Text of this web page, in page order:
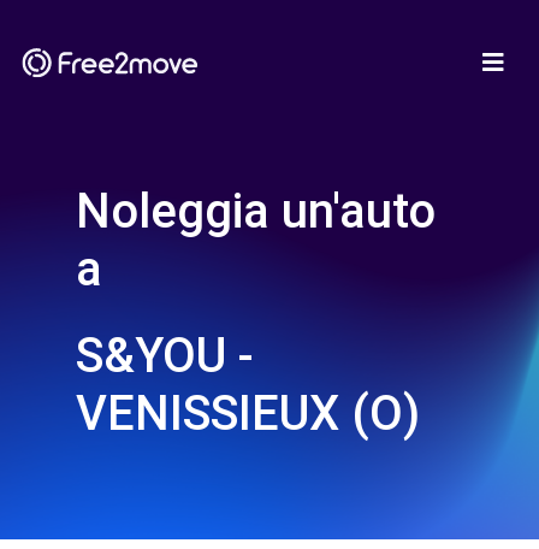
Noleggia un'auto
a
S&YOU -
VENISSIEUX (O)